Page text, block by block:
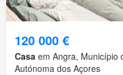
120 000 €
Casa em Angra, Município
Autónoma dos Açores